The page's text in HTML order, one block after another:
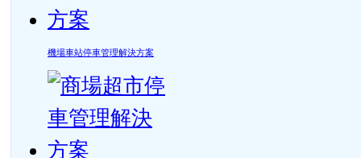
機場車站停車管理解決方案